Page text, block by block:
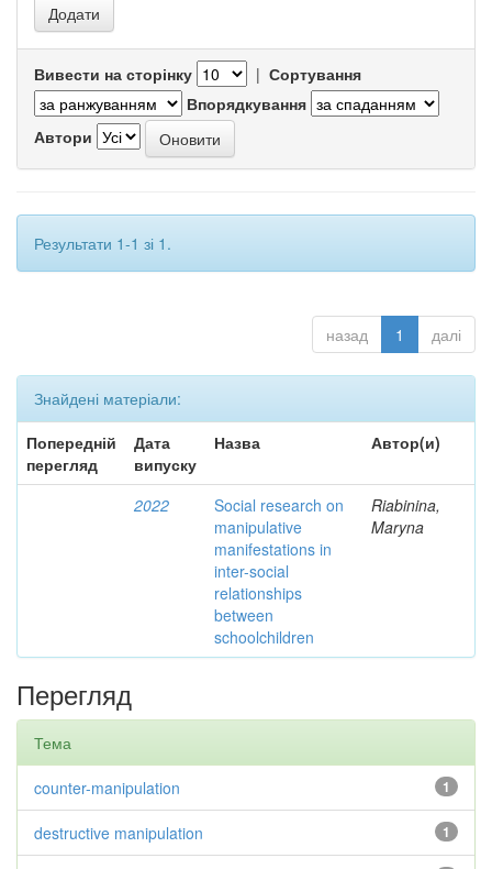
Вивести на сторінку | Сортування
Впорядкування
Автори
Результати 1-1 зі 1.
назад 1 далі
Знайдені матеріали:
Попередній
перегляд
Дата
випуску
Назва Автор(и)
2022
Social research on
manipulative
manifestations in
inter-social
relationships
between
schoolchildren
Riabinina,
Maryna
Перегляд
Тема
1
counter-manipulation
1
destructive manipulation